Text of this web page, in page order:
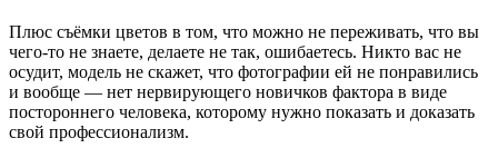
Плюс съёмки цветов в том, что можно не переживать, что вы
чего-то не знаете, делаете не так, ошибаетесь. Никто вас не
осудит, модель не скажет, что фотографии ей не понравились
и вообще — нет нервирующего новичков фактора в виде
постороннего человека, которому нужно показать и доказать
свой профессионализм.